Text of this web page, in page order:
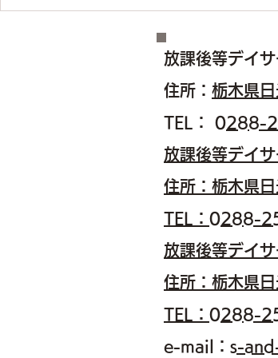
あけまして🍊おめでとうござ
放課後等デイ
住所： 栃木県
TEL： 0288-
放課後等デイ
住所：栃木県
TEL：0288-
放課後等デイ
住所：栃木県
​TEL：0288-
e-mail： s-